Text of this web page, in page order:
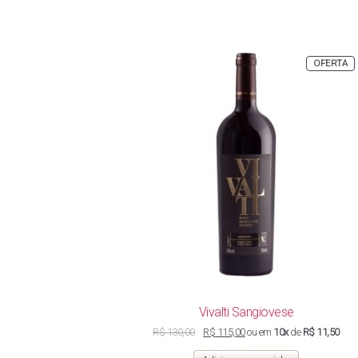
OFERTA
Vivalti Sangiovese
R$130,00
preço
original
R$ 115,00O
preço
atual
ou em 10xde R$ 11,50